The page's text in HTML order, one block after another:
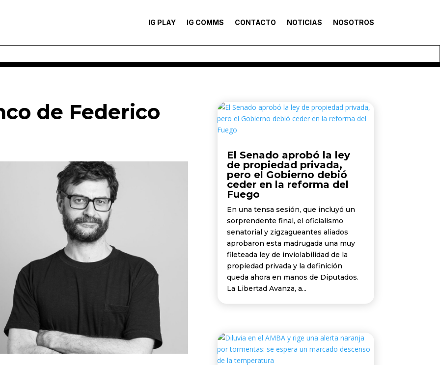
IG PLAY IG COMMS CONTACTO NOTICIAS NOSOTROS
de Federico
El Senado aprobó la ley
de propiedad privada,
pero el Gobierno debió
ceder en la reforma del
Fuego
En una tensa sesión, que incluyó un
sorprendente final, el oficialismo
senatorial y zigzagueantes aliados
aprobaron esta madrugada una muy
fileteada ley de inviolabilidad de la
propiedad privada y la definición
queda ahora en manos de Diputados.
La Libertad Avanza, a...